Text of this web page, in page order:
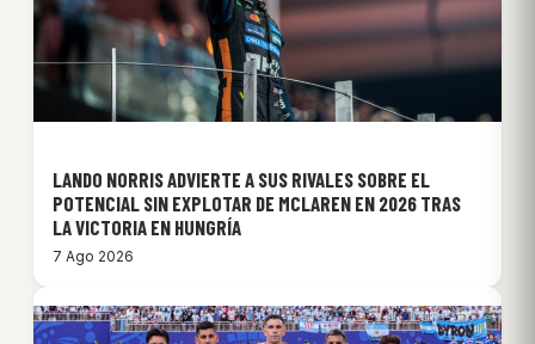
LANDO NORRIS ADVIERTE A SUS RIVALES SOBRE EL
POTENCIAL SIN EXPLOTAR DE MCLAREN EN 2026 TRAS
LA VICTORIA EN HUNGRÍA
7 Ago 2026